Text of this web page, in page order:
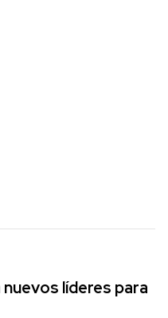
líderes para